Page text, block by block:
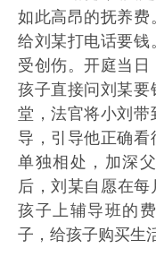
如此高昂的抚养费
给刘某打电话要
受创伤。开庭当
孩子直接问刘某要
堂，法官将小刘
导，引导他正确看
单独相处，加深
后，刘某自愿在每
孩子上辅导班的
子，给孩子购买生